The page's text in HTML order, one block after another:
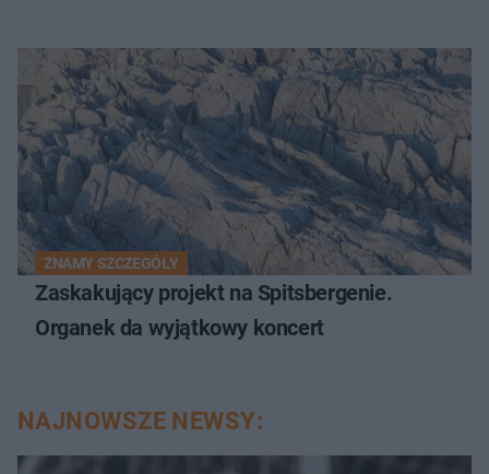
ZNAMY SZCZEGÓŁY
Zaskakujący projekt na Spitsbergenie.
Organek da wyjątkowy koncert
NAJNOWSZE NEWSY: